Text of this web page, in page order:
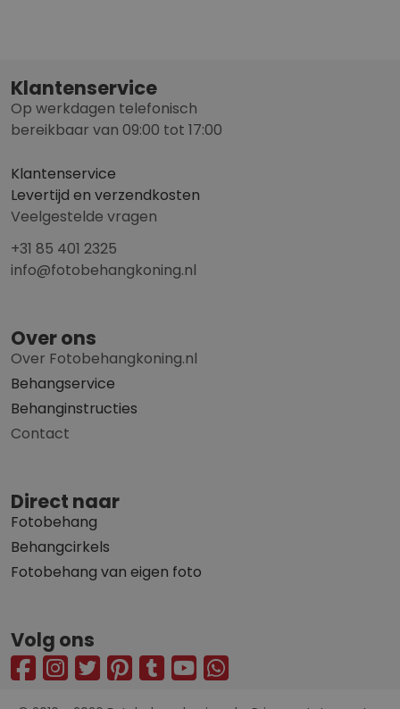
Klantenservice
Op werkdagen telefonisch
bereikbaar van 09:00 tot 17:00
Klantenservice
Levertijd en verzendkosten
Veelgestelde vragen
+31 85 401 2325
info@fotobehangkoning.nl
Over ons
Over Fotobehangkoning.nl
Behangservice
Behanginstructies
Contact
Direct naar
Fotobehang
Behangcirkels
Fotobehang van eigen foto
Volg ons